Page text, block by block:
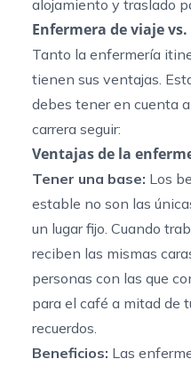
alojamiento y traslado
Enfermera de viaje
Tanto la enfermería
tienen sus ventajas.
debes tener en cuenta
carrera seguir:
Ventajas de la
Tener una base: Los
estable no son las
un lugar fijo. Cuando
reciben las mismas
personas con las que
para el café a mitad de
recuerdos.
Beneficios: Las